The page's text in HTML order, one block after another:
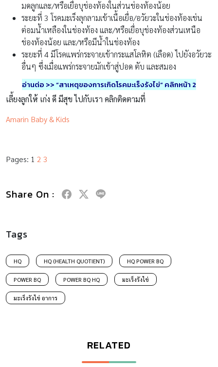
มดลูกและ/หรือเยื่อบุช่องท้องในส่วนช่องท้องน้อย
ระยะที่ 3 โรคมะเร็งลุกลามเข้าเนื้อเยื่อ/อวัยวะในช่องท้องเช่น
ต่อมน้ำเหลืองในช่องท้อง และ/หรือเยื่อบุช่องท้องส่วนเหนือ
ช่องท้องน้อย และ/หรือมีน้ำในช่องท้อง
ระยะที่ 4 มีโรคแพร่กระจายเข้ากระแสโลหิต (เลือด) ไปยังอวัยวะ
อื่นๆ ซึ่งเมื่อแพร่กระจายมักเข้าสู่ปอด ตับ และสมอง
อ่านต่อ >> “สาเหตุของการเกิดโรคมะเร็งรังไข่” คลิกหน้า 2
เลี้ยงลูกให้ เก่ง ดี มีสุข ไปกับเรา คลิกติดตามที่
Amarin Baby & Kids
Pages: 1 2 3
Share On :
Tags
HQ HQ (HEALTH QUOTIENT) HQ POWER BQ
POWER BQ POWER BQ HQ มะเร็งรังไข่
มะเร็งรังไข่ อาการ
RELATED